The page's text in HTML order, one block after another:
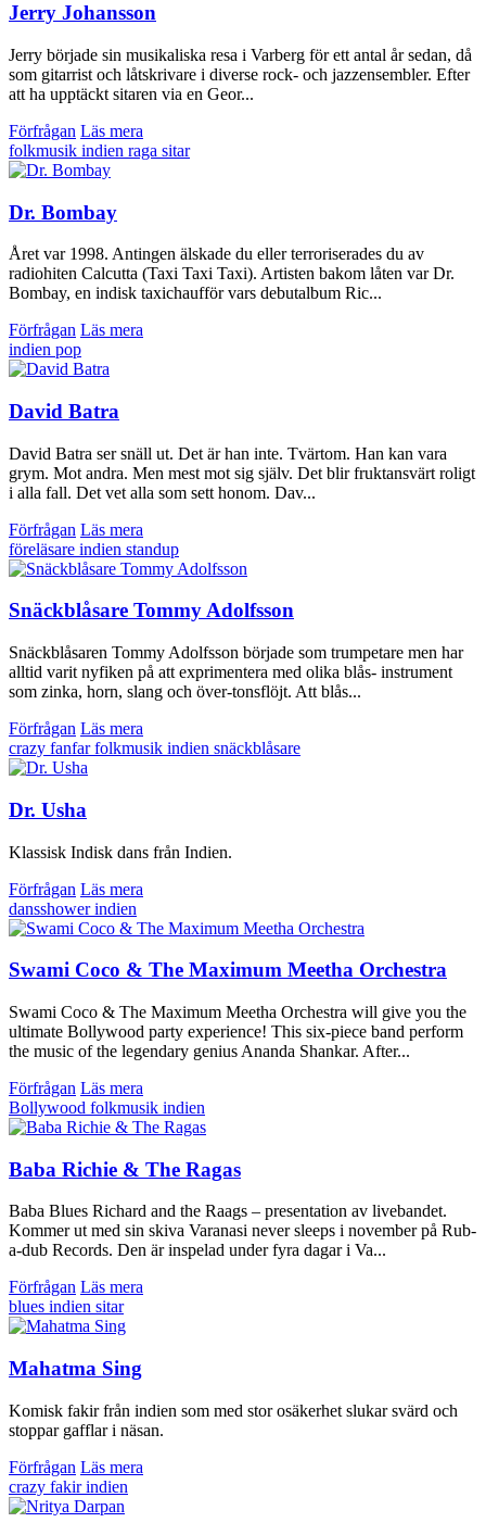
Jerry Johansson
Jerry började sin musikaliska resa i Varberg för ett antal år sedan, då
som gitarrist och låtskrivare i diverse rock- och jazzensembler. Efter
att ha upptäckt sitaren via en Geor...
Förfrågan Läs mera
folkmusik indien raga sitar
Dr. Bombay
Året var 1998. Antingen älskade du eller terroriserades du av
radiohiten Calcutta (Taxi Taxi Taxi). Artisten bakom låten var Dr.
Bombay, en indisk taxichaufför vars debutalbum Ric...
Förfrågan Läs mera
indien pop
David Batra
David Batra ser snäll ut. Det är han inte. Tvärtom. Han kan vara
grym. Mot andra. Men mest mot sig själv. Det blir fruktansvärt roligt
i alla fall. Det vet alla som sett honom. Dav...
Förfrågan Läs mera
föreläsare indien standup
Snäckblåsare Tommy Adolfsson
Snäckblåsaren Tommy Adolfsson började som trumpetare men har
alltid varit nyfiken på att exprimentera med olika blås- instrument
som zinka, horn, slang och över-tonsflöjt. Att blås...
Förfrågan Läs mera
crazy fanfarfolkmusik indien snäckblåsare
Dr. Usha
Klassisk Indisk dans från Indien.
Förfrågan Läs mera
dansshowerindien
Swami Coco & The Maximum Meetha Orchestra
Swami Coco & The Maximum Meetha Orchestra will give you the
ultimate Bollywood party experience! This six-piece band perform
the music of the legendary genius Ananda Shankar. After...
Förfrågan Läs mera
Bollywood folkmusik indien
Baba Richie & The Ragas
Baba Blues Richard and the Raags – presentation av livebandet.
Kommer ut med sin skiva Varanasi never sleeps i november på Rub-
a-dub Records. Den är inspelad under fyra dagar i Va...
Förfrågan Läs mera
blues indien sitar
Mahatma Sing
Komisk fakir från indien som med stor osäkerhet slukar svärd och
stoppar gafflar i näsan.
Förfrågan Läs mera
crazy fakirindien